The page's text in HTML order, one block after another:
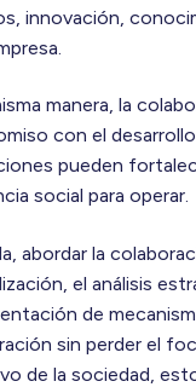
innovación,
manera, la
con el
pueden
social para operar.
abordar la
el análisis
de
sin perder el
de la sociedad,